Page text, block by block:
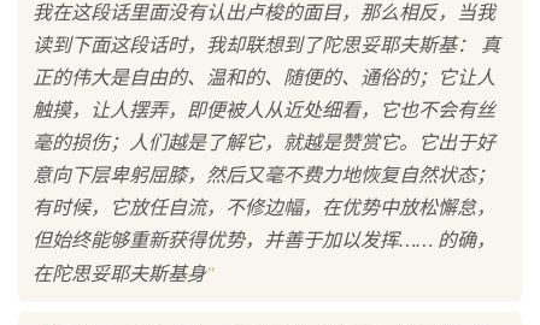
我在这段话里面没有认出卢梭的面目，那么相反，当我
读到下面这段话时，我却联想到了陀思妥耶夫斯基： 真
正的伟大是自由的、温和的、随便的、通俗的；它让人
触摸，让人摆弄，即便被人从近处细看，它也不会有丝
毫的损伤；人们越是了解它，就越是赞赏它。它出于好
意向下层卑躬屈膝，然后又毫不费力地恢复自然状态；
有时候，它放任自流，不修边幅，在优势中放松懈怠，
但始终能够重新获得优势，并善于加以发挥…… 的确，
在陀思妥耶夫斯基身"